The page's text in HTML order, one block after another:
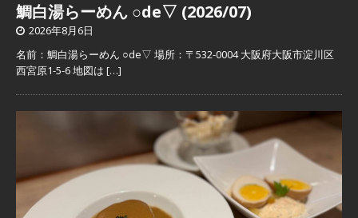
鯛白湯らーめん ○de▽ (2026/07)
2026年8月6日
名前：鯛白湯らーめん ○de▽ 場所：〒532-0004 大阪府大阪市淀川区
西宮原1-5-6 地図は […]